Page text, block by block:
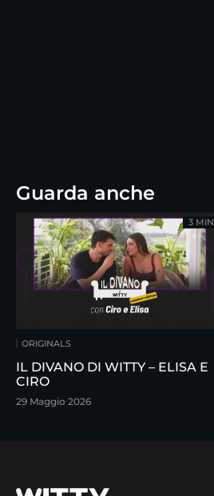
Guarda anche
ORIGINALS
IL DIVANO DI WITTY – ELISA E
CIRO
29 Maggio 2026
3 MIN